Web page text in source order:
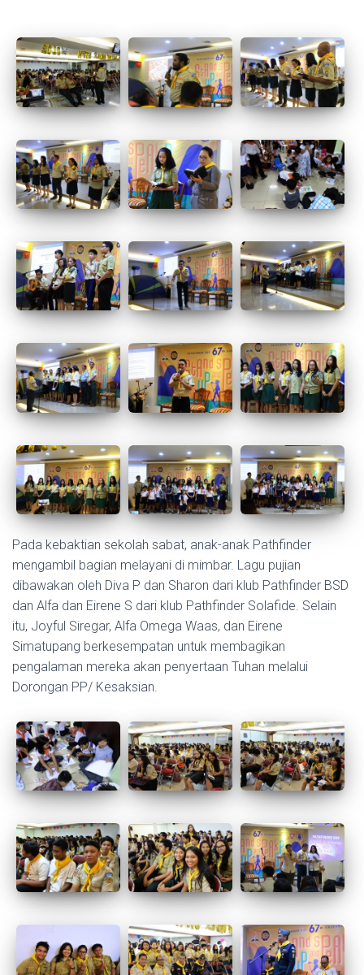
Pada kebaktian sekolah sabat, anak-anak Pathfinder
mengambil bagian melayani di mimbar. Lagu pujian
dibawakan oleh Diva P dan Sharon dari klub Pathfinder BSD
dan Alfa dan Eirene S dari klub Pathfinder Solafide. Selain
itu, Joyful Siregar, Alfa Omega Waas, dan Eirene
Simatupang berkesempatan untuk membagikan
pengalaman mereka akan penyertaan Tuhan melalui
Dorongan PP/ Kesaksian.